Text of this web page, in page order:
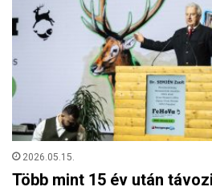
2026.05.15.
Több mint 15 év után